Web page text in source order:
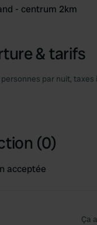
- centrum 2km
& tarifs
par nuit,
(0)
acceptée
Ça